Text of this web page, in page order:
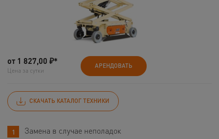
от 1 827,00 ₽*
Цена за сутки
АРЕНДОВАТЬ
СКАЧАТЬ КАТАЛОГ ТЕХНИКИ
Замена в случае неполадок